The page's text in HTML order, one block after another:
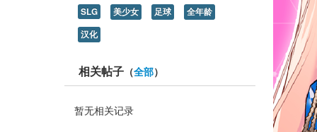
SLG 美少女 足球
全年龄
汉化
相关帖子（全部）
暂无相关记录